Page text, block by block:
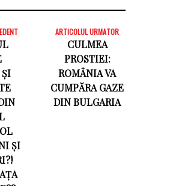
ȘI
ARTICOLUL URMATOR
CULMEA
PROSTIEI:
ROMÂNIA VA
CUMPĂRA GAZE
DIN BULGARIA